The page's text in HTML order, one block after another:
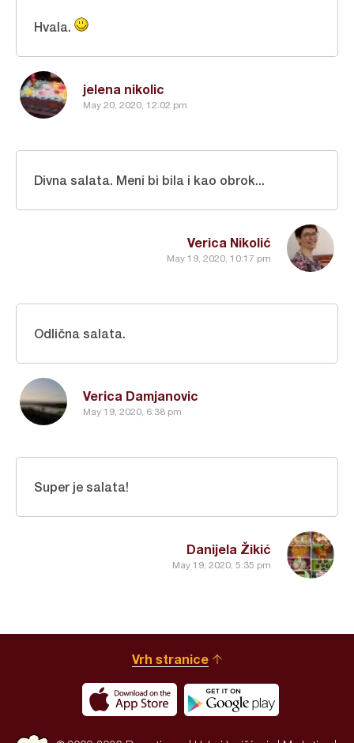
jelena nikolic
May 20, 2020, 12:02 pm
Hvala.
Verica Nikolić
May 19, 2020, 10:17 pm
Divna salata. Meni bi bila i kao obrok...
Verica Damjanovic
May 19, 2020, 6:38 pm
Odlična salata.
Danijela Žikić
May 19, 2020, 5:35 pm
Super je salata!
Vrh stranice